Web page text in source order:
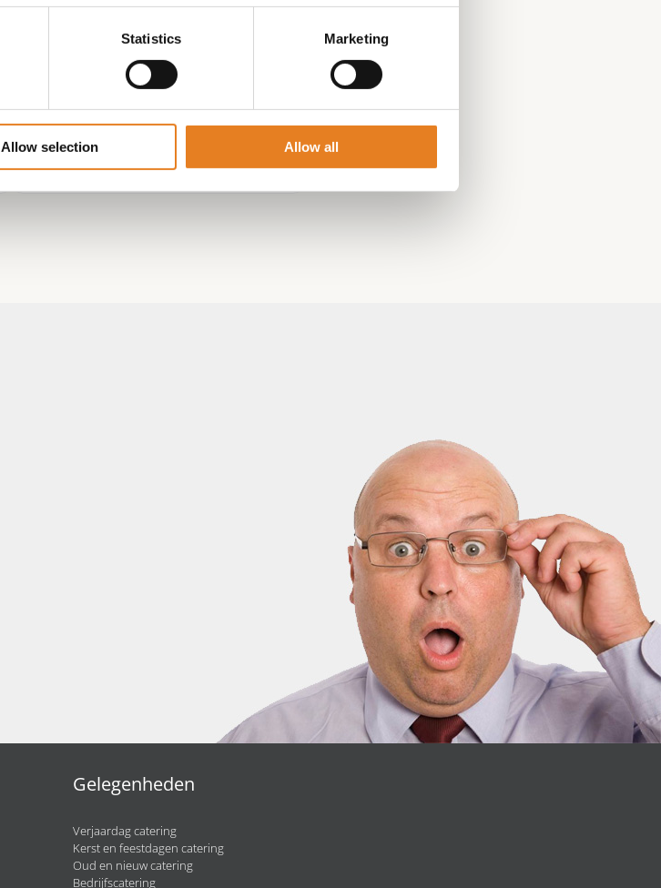
Statistics Marketing
Allow selection Allow all
maakt elke lunch of brunch
bijzonder √ desserts √ burgers √
sandwiches
Gelegenheden
Verjaardag catering
Kerst en feestdagen catering
Oud en nieuw catering
Bedrijfscatering